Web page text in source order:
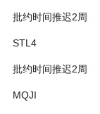
批约时间推迟2周
STL4
批约时间推迟2周
MQJI